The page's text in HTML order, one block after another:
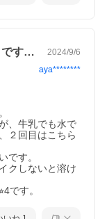
こちらのプロテインは、購入２回目です。… 2024/9/6
aya********
、牛乳でも水で
２回目はこちら
です。
クしないと溶け
です。